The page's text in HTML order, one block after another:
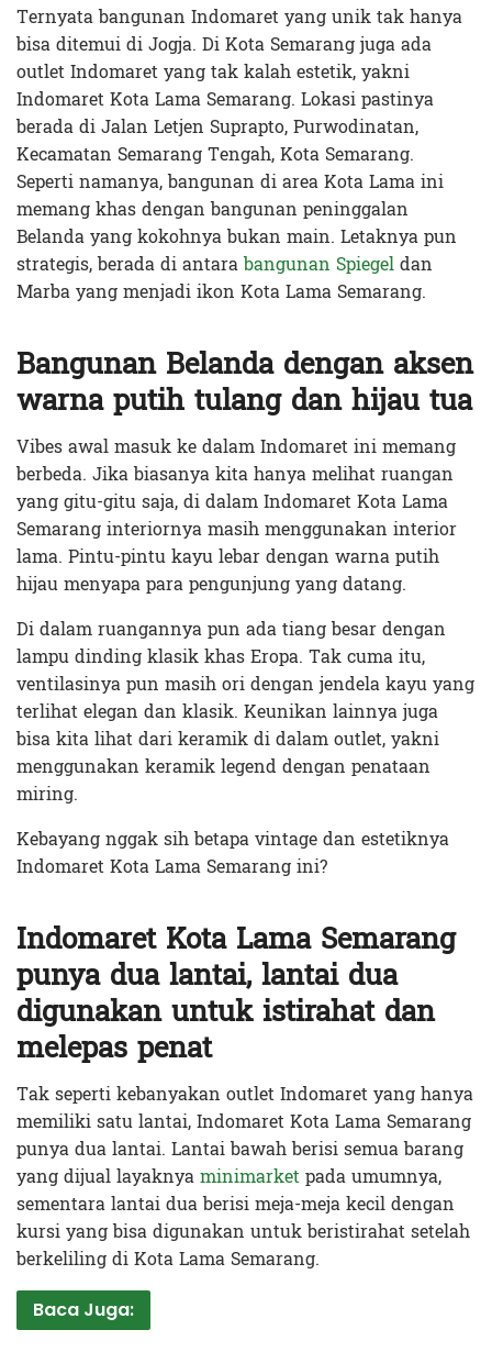
Ternyata bangunan Indomaret yang unik tak hanya
bisa ditemui di Jogja. Di Kota Semarang juga ada
outlet Indomaret yang tak kalah estetik, yakni
Indomaret Kota Lama Semarang. Lokasi pastinya
berada di Jalan Letjen Suprapto, Purwodinatan,
Kecamatan Semarang Tengah, Kota Semarang.
Seperti namanya, bangunan di area Kota Lama ini
memang khas dengan bangunan peninggalan
Belanda yang kokohnya bukan main. Letaknya pun
strategis, berada di antarabangunan Spiegeldan
Marba yang menjadi ikon Kota Lama Semarang.
Bangunan Belanda dengan aksen
warna putih tulang dan hijau tua
Vibes awal masuk ke dalam Indomaret ini memang
berbeda. Jika biasanya kita hanya melihat ruangan
yang gitu-gitu saja, di dalam Indomaret Kota Lama
Semarang interiornya masih menggunakan interior
lama. Pintu-pintu kayu lebar dengan warna putih
hijau menyapa para pengunjung yang datang.
Di dalam ruangannya pun ada tiang besar dengan
lampu dinding klasik khas Eropa. Tak cuma itu,
ventilasinya pun masih ori dengan jendela kayu yang
terlihat elegan dan klasik. Keunikan lainnya juga
bisa kita lihat dari keramik di dalam outlet, yakni
menggunakan keramik legend dengan penataan
miring.
Kebayang nggak sih betapa vintage dan estetiknya
Indomaret Kota Lama Semarang ini?
Indomaret Kota Lama Semarang
punya dua lantai, lantai dua
digunakan untuk istirahat dan
melepas penat
Tak seperti kebanyakan outlet Indomaret yang hanya
memiliki satu lantai, Indomaret Kota Lama Semarang
punya dua lantai. Lantai bawah berisi semua barang
yang dijual layaknyaminimarketpada umumnya,
sementara lantai dua berisi meja-meja kecil dengan
kursi yang bisa digunakan untuk beristirahat setelah
berkeliling di Kota Lama Semarang.
Baca Juga: